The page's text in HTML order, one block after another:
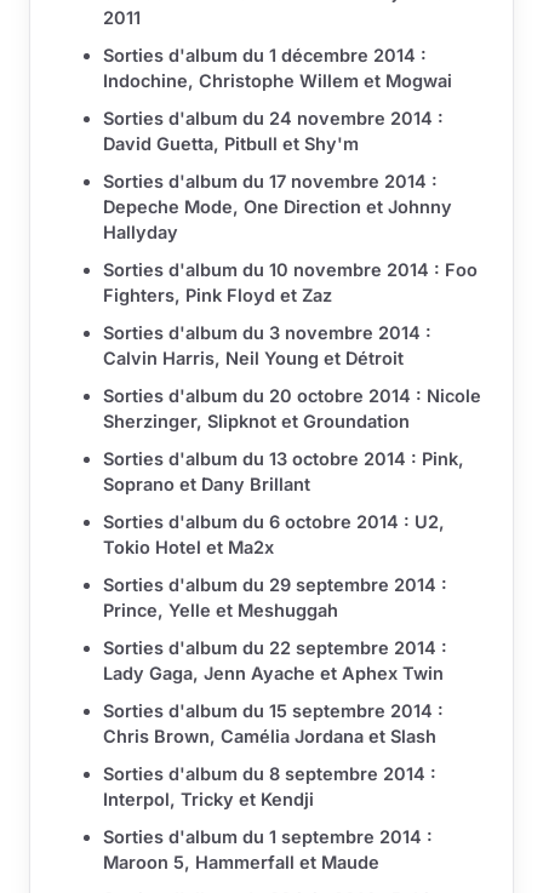
2011
Sorties d'album du 1 décembre 2014 :
Indochine, Christophe Willem et Mogwai
Sorties d'album du 24 novembre 2014 :
David Guetta, Pitbull et Shy'm
Sorties d'album du 17 novembre 2014 :
Depeche Mode, One Direction et Johnny
Hallyday
Sorties d'album du 10 novembre 2014 : Foo
Fighters, Pink Floyd et Zaz
Sorties d'album du 3 novembre 2014 :
Calvin Harris, Neil Young et Détroit
Sorties d'album du 20 octobre 2014 : Nicole
Sherzinger, Slipknot et Groundation
Sorties d'album du 13 octobre 2014 : Pink,
Soprano et Dany Brillant
Sorties d'album du 6 octobre 2014 : U2,
Tokio Hotel et Ma2x
Sorties d'album du 29 septembre 2014 :
Prince, Yelle et Meshuggah
Sorties d'album du 22 septembre 2014 :
Lady Gaga, Jenn Ayache et Aphex Twin
Sorties d'album du 15 septembre 2014 :
Chris Brown, Camélia Jordana et Slash
Sorties d'album du 8 septembre 2014 :
Interpol, Tricky et Kendji
Sorties d'album du 1 septembre 2014 :
Maroon 5, Hammerfall et Maude